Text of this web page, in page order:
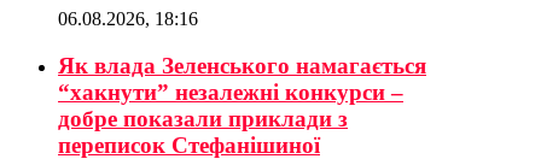
06.08.2026, 18:16
Як влада Зеленського намагається
“хакнути” незалежні конкурси –
добре показали приклади з
переписок Стефанішиної